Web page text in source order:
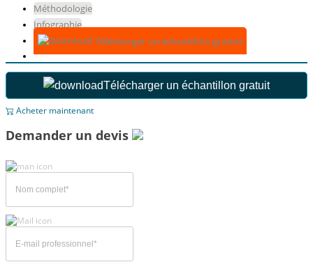
Méthodologie
Infographie
Télécharger un échantillon gratuit
Télécharger un échantillon gratuit
Acheter maintenant
Demander un devis